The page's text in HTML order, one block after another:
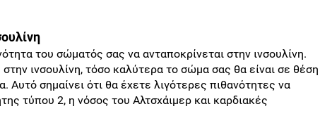
του σώματός σας να ανταποκρίνεται στην ινσουλίνη.
ινσουλίνη, τόσο καλύτερα το σώμα σας θα είναι σε θέση
Αυτό σημαίνει ότι θα έχετε λιγότερες πιθανότητες να
τύπου 2, η νόσος του Αλτσχάιμερ και καρδιακές